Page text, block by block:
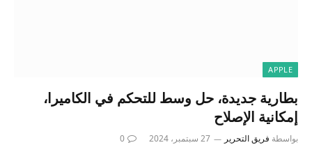
APPLE
بطارية جديدة، حل وسط للتحكم في الكاميرا،
إمكانية الإصلاح
بواسطة فريق التحرير 27 سبتمبر، 2024 0